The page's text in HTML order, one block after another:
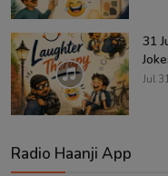
31
Jul
Radio Haanji App